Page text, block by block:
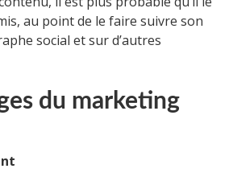
au point de le faire suivre son
social et sur d’autres
du marketing